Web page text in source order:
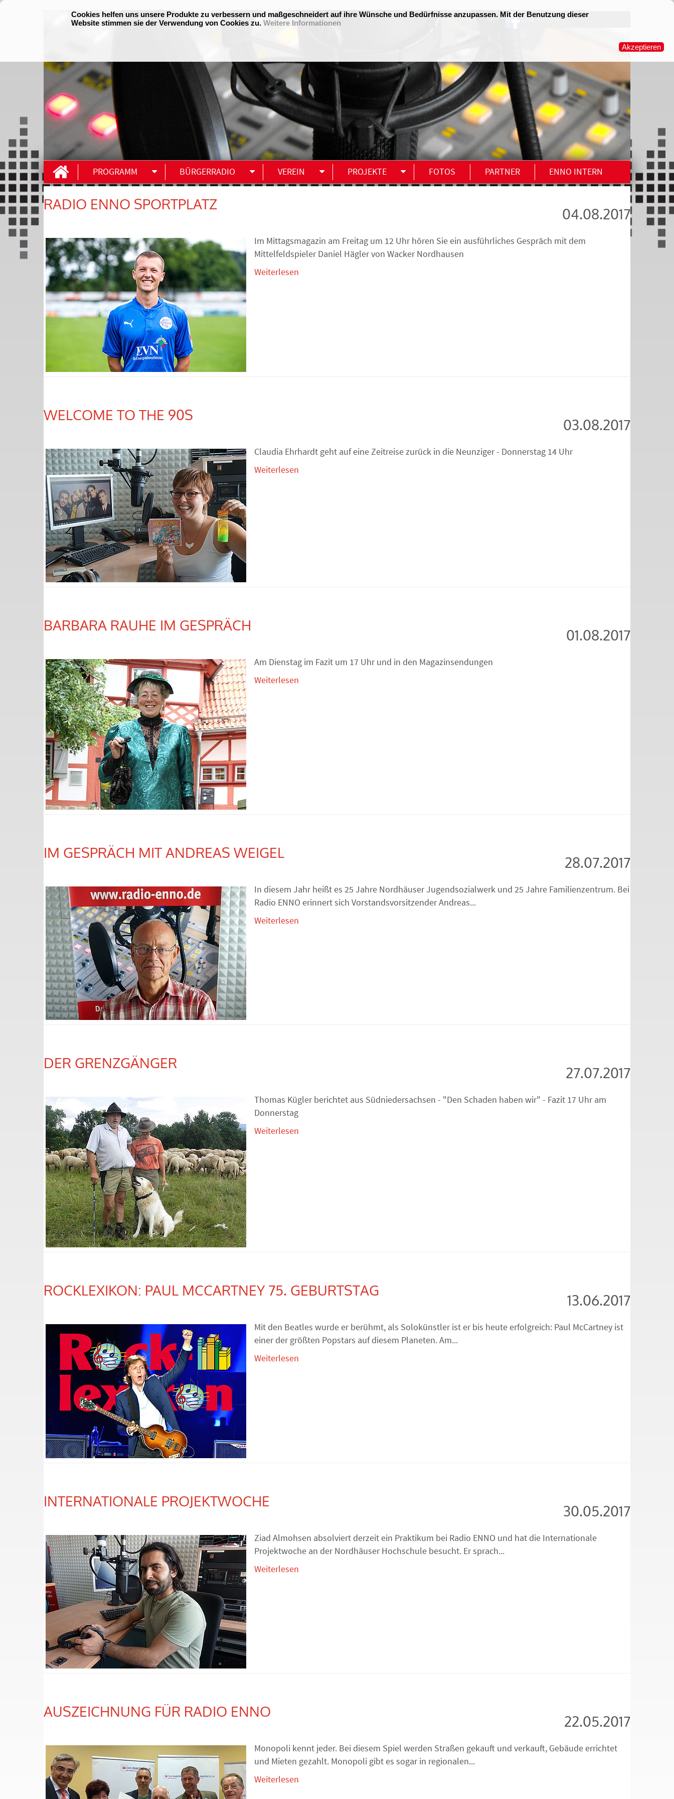
PROGRAMM BÜRGERRADIO VEREIN PROJEKTE FOTOS PARTNER ENNO INTERN
RADIO ENNO SPORTPLATZ
04.08.2017
Im Mittagsmagazin am Freitag um 12 Uhr hören Sie ein ausführliches Gespräch mit dem
Mittelfeldspieler Daniel Hägler von Wacker Nordhausen
Weiterlesen
WELCOME TO THE 90S
03.08.2017
Claudia Ehrhardt geht auf eine Zeitreise zurück in die Neunziger - Donnerstag 14 Uhr
Weiterlesen
BARBARA RAUHE IM GESPRÄCH
01.08.2017
Am Dienstag im Fazit um 17 Uhr und in den Magazinsendungen
Weiterlesen
IM GESPRÄCH MIT ANDREAS WEIGEL
28.07.2017
In diesem Jahr heißt es 25 Jahre Nordhäuser Jugendsozialwerk und 25 Jahre Familienzentrum. Bei
Radio ENNO erinnert sich Vorstandsvorsitzender Andreas...
Weiterlesen
DER GRENZGÄNGER
27.07.2017
Thomas Kügler berichtet aus Südniedersachsen - "Den Schaden haben wir" - Fazit 17 Uhr am
Donnerstag
Weiterlesen
ROCKLEXIKON: PAUL MCCARTNEY 75. GEBURTSTAG
13.06.2017
Mit den Beatles wurde er berühmt, als Solokünstler ist er bis heute erfolgreich: Paul McCartney ist
einer der größten Popstars auf diesem Planeten. Am...
Weiterlesen
INTERNATIONALE PROJEKTWOCHE
30.05.2017
Ziad Almohsen absolviert derzeit ein Praktikum bei Radio ENNO und hat die Internationale
Projektwoche an der Nordhäuser Hochschule besucht. Er sprach...
Weiterlesen
AUSZEICHNUNG FÜR RADIO ENNO
22.05.2017
Monopoli kennt jeder. Bei diesem Spiel werden Straßen gekauft und verkauft, Gebäude errichtet
und Mieten gezahlt. Monopoli gibt es sogar in regionalen...
Weiterlesen